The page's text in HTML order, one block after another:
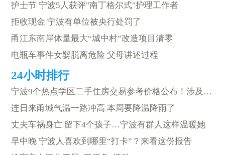
护士节 宁波5人获评"南丁格尔式"护理工作者
拒收现金 宁波有单位被央行处罚了
甬江东南岸体量最大“城中村”改造项目清零
电瓶车事件女婴脱离危险 父母讲述过程
宁波9个热点学区二手住房交易参考价格公布！涉及这112个小区
连日来甬城气温一路冲高 本周要降温降雨了
丈夫车祸身亡 留下4个孩子…宁波有群人这样温暖她
早中晚 宁波人喜欢到哪里“打卡”？来看这份报告